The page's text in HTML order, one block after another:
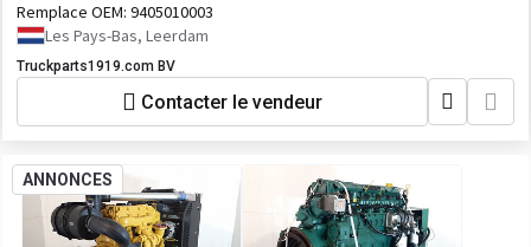
Remplace OEM: 9405010003
Les Pays-Bas, Leerdam
Truckparts1919.com BV
Contacter le vendeur
ANNONCES